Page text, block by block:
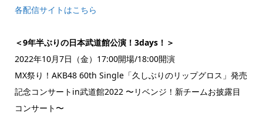
各配信サイトはこちら
＜9年半ぶりの日本武道館公演！3days！＞
2022年10月7日（金）17:00開場/18:00開演
MX祭り！AKB48 60th Single「久しぶりのリップグロス」発売
記念コンサートin武道館2022 〜リベンジ！新チームお披露目
コンサート〜